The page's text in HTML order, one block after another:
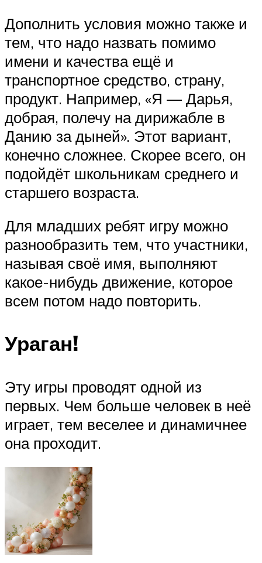
Дополнить условия можно также и
тем, что надо назвать помимо
имени и качества ещё и
транспортное средство, страну,
продукт. Например, «Я — Дарья,
добрая, полечу на дирижабле в
Данию за дыней». Этот вариант,
конечно сложнее. Скорее всего, он
подойдёт школьникам среднего и
старшего возраста.
Для младших ребят игру можно
разнообразить тем, что участники,
называя своё имя, выполняют
какое-нибудь движение, которое
всем потом надо повторить.
Ураган!
Эту игры проводят одной из
первых. Чем больше человек в неё
играет, тем веселее и динамичнее
она проходит.